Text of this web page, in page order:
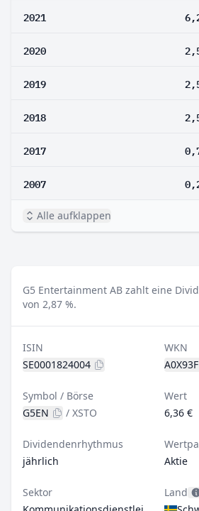
2021
2020
2019
2018
2017
2007
Alle aufklappen
G5 Entertainment AB zahlt eine
von 2,87 %.
ISIN
SE0001824004
WKN
A0X93F
Symbol / Börse
G5EN
/ XSTO
Wert
6,36 €
Dividendenrhythmus
jährlich
Aktie
Sektor
Land